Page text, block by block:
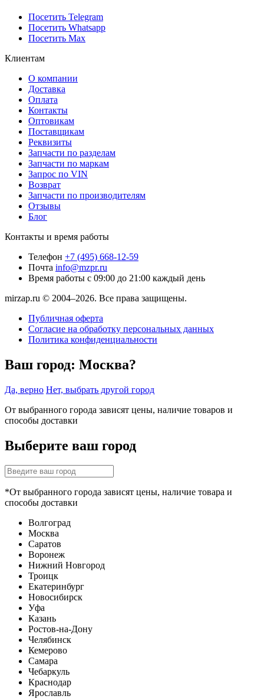
Посетить Telegram
Посетить Whatsapp
Посетить Max
Клиентам
О компании
Доставка
Оплата
Контакты
Оптовикам
Поставщикам
Реквизиты
Запчасти по разделам
Запчасти по маркам
Запрос по VIN
Возврат
Запчасти по производителям
Отзывы
Блог
Контакты и время работы
Телефон +7 (495) 668-12-59
Почта info@mzpr.ru
Время работы с 09:00 до 21:00 каждый день
mirzap.ru © 2004–2026. Все права защищены.
Публичная оферта
Согласие на обработку персональных данных
Политика конфиденциальности
Ваш город: Москва?
Да, верно Нет, выбрать другой город
От выбранного города зависят цены, наличие товаров и
способы доставки
Выберите ваш город
*От выбранного города зависят цены, наличие товара и
способы доставки
Волгоград
Москва
Саратов
Воронеж
Нижний Новгород
Троицк
Екатеринбург
Новосибирск
Уфа
Казань
Ростов-на-Дону
Челябинск
Кемерово
Самара
Чебаркуль
Краснодар
Ярославль